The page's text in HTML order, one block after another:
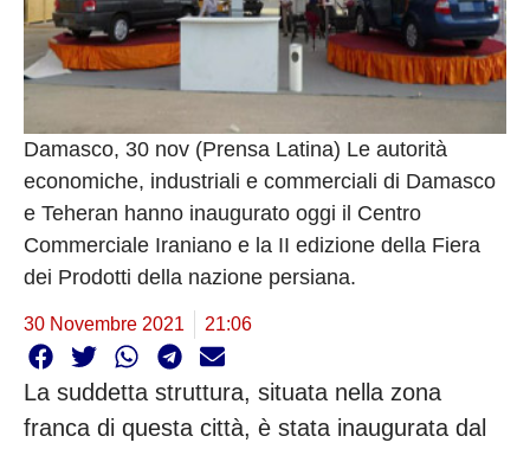
Damasco, 30 nov (Prensa Latina) Le autorità
economiche, industriali e commerciali di Damasco
e Teheran hanno inaugurato oggi il Centro
Commerciale Iraniano e la II edizione della Fiera
dei Prodotti della nazione persiana.
30 Novembre 2021 21:06
La suddetta struttura, situata nella zona
franca di questa città, è stata inaugurata dal